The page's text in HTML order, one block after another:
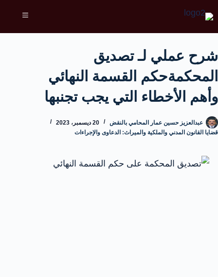
شرح عملي لـ تصديق
المحكمةحكم القسمة النهائي
وأهم الأخطاء التي يجب تجنبها
عبدالعزيز حسين عمار المحامي بالنقض
20 ديسمبر، 2023
قضايا القانون المدني والملكية والميراث: الدعاوى والإجراءات